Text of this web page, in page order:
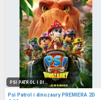
PSI PATROL I DI...
Psi Patrol i dinozaury PREMIERA 2D